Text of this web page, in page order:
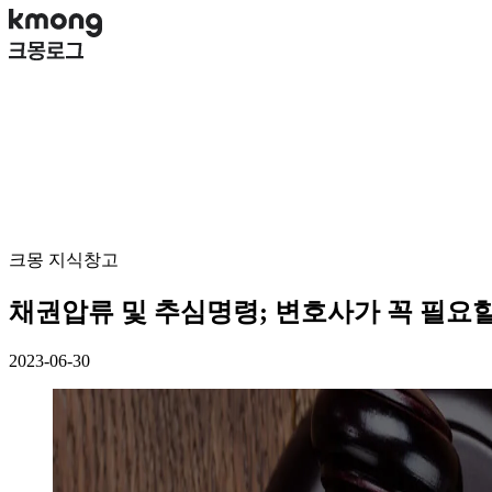
크몽 지식창고
채권압류 및 추심명령; 변호사가 꼭 필요
2023-06-30